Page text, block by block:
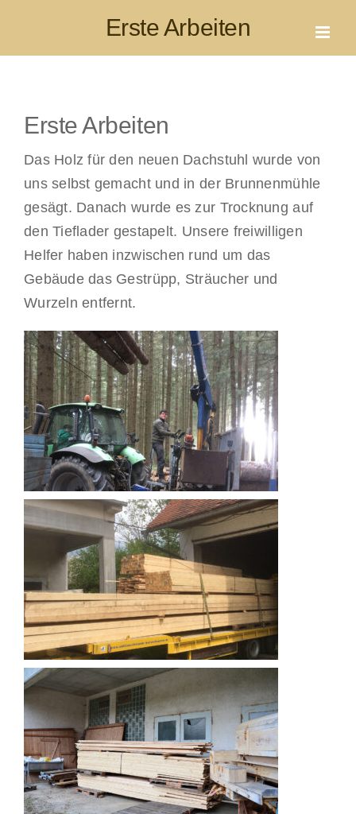
content
Erste Arbeiten
Erste Arbeiten
Das Holz für den neuen Dachstuhl wurde von
uns selbst gemacht und in der Brunnenmühle
gesägt. Danach wurde es zur Trocknung auf
den Tieflader gestapelt. Unsere freiwilligen
Helfer haben inzwischen rund um das
Gebäude das Gestrüpp, Sträucher und
Wurzeln entfernt.